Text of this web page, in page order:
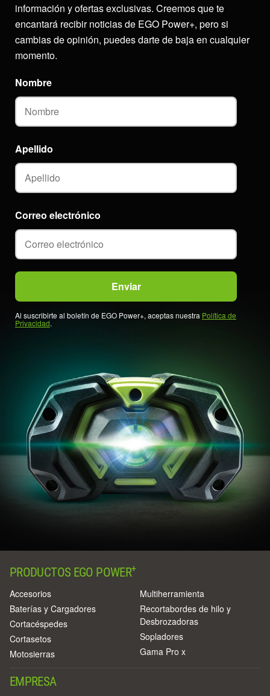
información y ofertas exclusivas. Creemos que te
encantará recibir noticias de EGO Power+, pero si
cambias de opinión, puedes darte de baja en cualquier
momento.
Correo electrónico
Nombre
Apellido
Al suscribirte al boletín de EGO Power+, aceptas nuestra Política de
Privacidad.
PRODUCTOS EGO POWER+
Accesorios
Baterías y Cargadores
Cortacéspedes
Cortasetos
Motosierras
Multiherramienta
Recortabordes de hilo y
Desbrozadoras
Sopladores
Gama Pro x
EMPRESA